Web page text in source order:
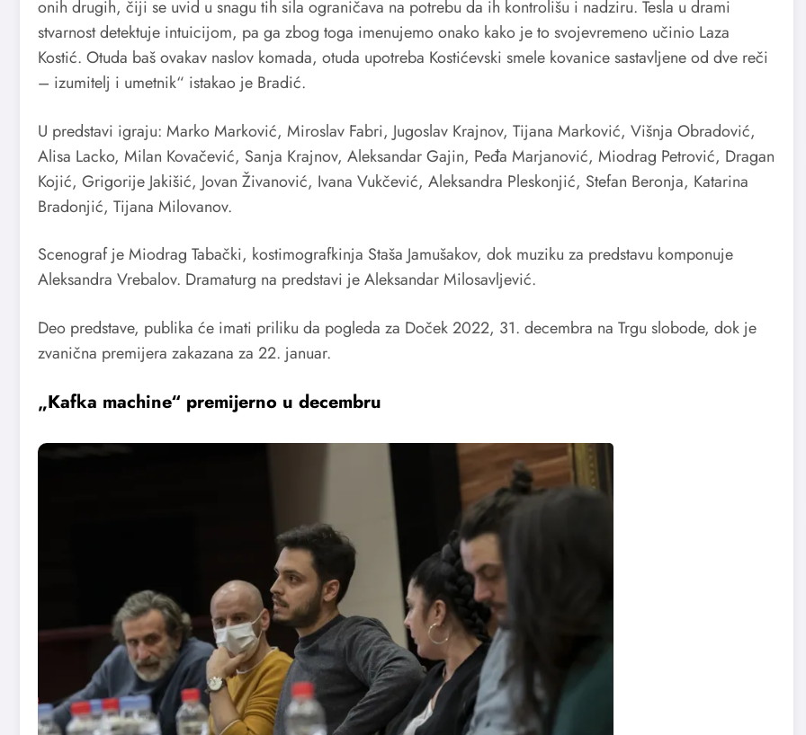
onih drugih, čiji se uvid u snagu tih sila ograničava na potrebu da ih kontrolišu i nadziru. Tesla u drami
stvarnost detektuje intuicijom, pa ga zbog toga imenujemo onako kako je to svojevremeno učinio Laza
Kostić. Otuda baš ovakav naslov komada, otuda upotreba Kostićevski smele kovanice sastavljene od dve reči
– izumitelj i umetnik“ istakao je Bradić.
U predstavi igraju: Marko Marković, Miroslav Fabri, Jugoslav Krajnov, Tijana Marković, Višnja Obradović,
Alisa Lacko, Milan Kovačević, Sanja Krajnov, Aleksandar Gajin, Peđa Marjanović, Miodrag Petrović, Dragan
Kojić, Grigorije Jakišić, Jovan Živanović, Ivana Vukčević, Aleksandra Pleskonjić, Stefan Beronja, Katarina
Bradonjić, Tijana Milovanov.
Scenograf je Miodrag Tabački, kostimografkinja Staša Jamušakov, dok muziku za predstavu komponuje
Aleksandra Vrebalov. Dramaturg na predstavi je Aleksandar Milosavljević.
Deo predstave, publika će imati priliku da pogleda za Doček 2022, 31. decembra na Trgu slobode, dok je
zvanična premijera zakazana za 22. januar.
„Kafka machine“ premijerno u decembru